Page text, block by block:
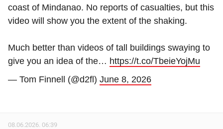
coast of Mindanao. No reports of casualties, but this
video will show you the extent of the shaking.
Much better than videos of tall buildings swaying to
give you an idea of the… https://t.co/TbeieYojMu
— Tom Finnell (@d2fl) June 8, 2026
08.06.2026. 06:39